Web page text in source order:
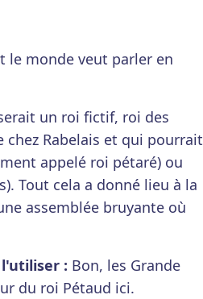
le monde veut parler en
un roi fictif, roi des
Rabelais et qui pourrait
appelé roi pétaré) ou
Tout cela a donné lieu à la
assemblée bruyante où
: Bon, les Grande
du roi Pétaud ici.